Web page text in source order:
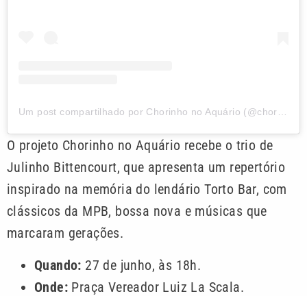
Um post compartilhado por Chorinho no Aquário (@chorinhonoaquario)
O projeto Chorinho no Aquário recebe o trio de
Julinho Bittencourt, que apresenta um repertório
inspirado na memória do lendário Torto Bar, com
clássicos da MPB, bossa nova e músicas que
marcaram gerações.
Quando: 27 de junho, às 18h.
Onde: Praça Vereador Luiz La Scala.